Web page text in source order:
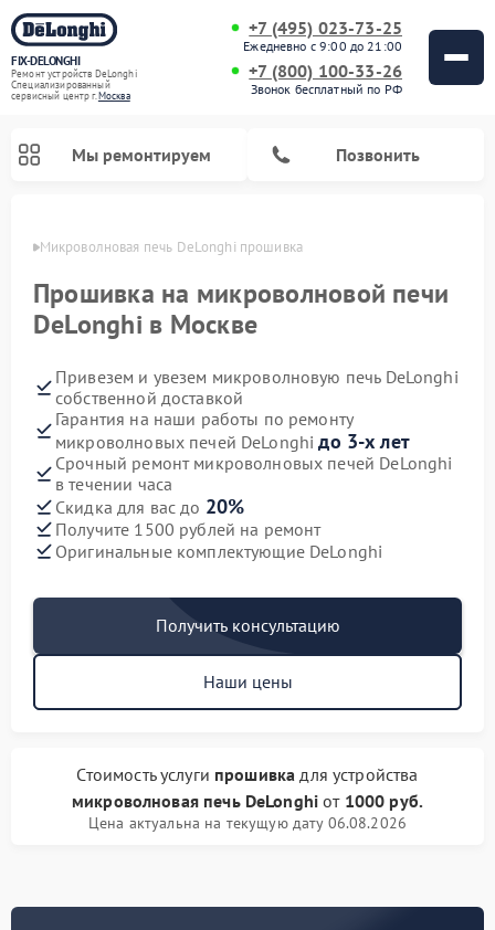
FIX-DELONGHI
Ремонт устройств DeLonghi
Специализированный
cервисный центр г.Москва
+7 (495) 023-73-25
Ежедневно с 9:00 до 21:00
+7 (800) 100-33-26
Звонок бесплатный по РФ
Мы ремонтируем Позвонить
Микроволновая печь DeLonghi прошивка
Прошивка на микроволновой печи
DeLonghi в Москве
Привезем и увезем микроволновую печь DeLonghi
собственной доставкой
Гарантия на наши работы по ремонту
микроволновых печей DeLonghiдо 3-х лет
Срочный ремонт микроволновых печей DeLonghi
в течении часа
Скидка для вас до 20%
Получите 1500 рублей на ремонт
Оригинальные комплектующие DeLonghi
Получить консультацию
Наши цены
Стоимость услуги прошивка для устройства
микроволновая печь DeLonghi от 1000 руб.
Цена актуальна на текущую дату 06.08.2026